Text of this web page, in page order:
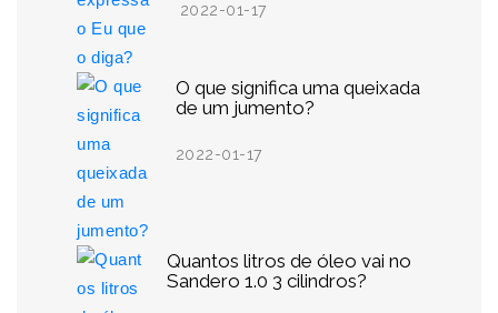
2022-01-17
O que significa uma queixada
de um jumento?
2022-01-17
Quantos litros de óleo vai no
Sandero 1.0 3 cilindros?